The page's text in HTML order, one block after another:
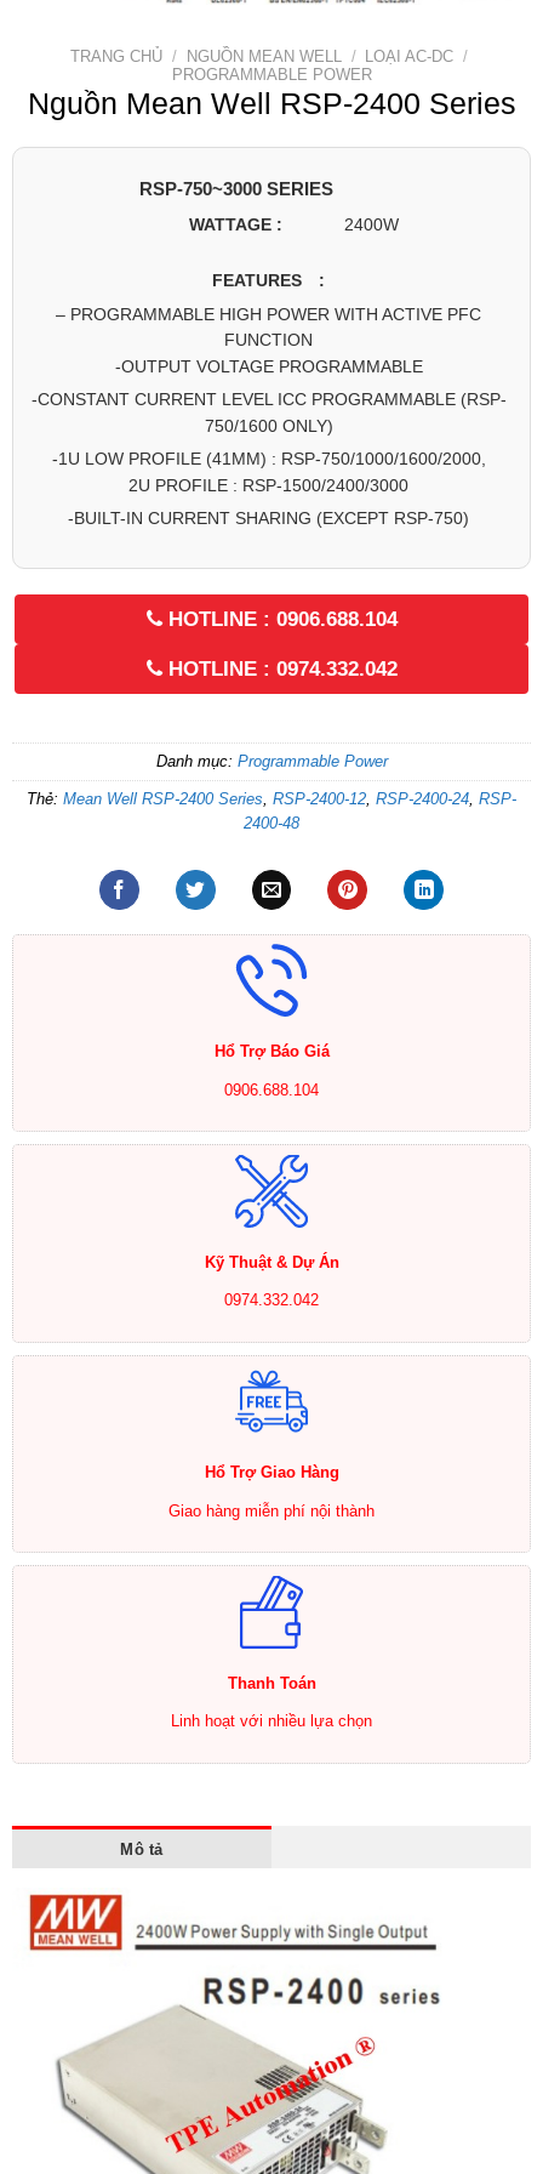
TRANG CHỦ / NGUỒN MEAN WELL / LOẠI AC-DC /
PROGRAMMABLE POWER
Nguồn Mean Well RSP-2400 Series
RSP-750~3000 SERIES
WATTAGE : 2400W
FEATURES :
– PROGRAMMABLE HIGH POWER WITH ACTIVE PFC
FUNCTION
-OUTPUT VOLTAGE PROGRAMMABLE
-CONSTANT CURRENT LEVEL ICC PROGRAMMABLE (RSP-
750/1600 ONLY)
-1U LOW PROFILE (41MM) : RSP-750/1000/1600/2000,
2U PROFILE : RSP-1500/2400/3000
-BUILT-IN CURRENT SHARING (EXCEPT RSP-750)
HOTLINE : 0906.688.104
HOTLINE : 0974.332.042
Danh mục: Programmable Power
Thẻ: Mean Well RSP-2400 Series, RSP-2400-12, RSP-2400-24, RSP-
2400-48
Hổ Trợ Báo Giá
0906.688.104
Kỹ Thuật & Dự Án
0974.332.042
Hổ Trợ Giao Hàng
Giao hàng miễn phí nội thành
Thanh Toán
Linh hoạt với nhiều lựa chọn
Mô tả